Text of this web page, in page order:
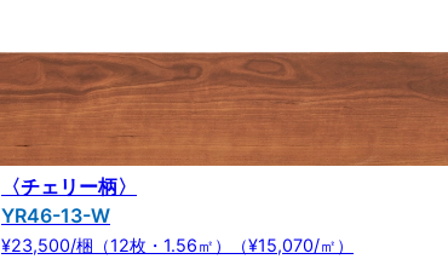
〈チェリー柄〉
YR46-13-W
¥23,500/梱（12枚・1.56㎡）（¥15,070/㎡）